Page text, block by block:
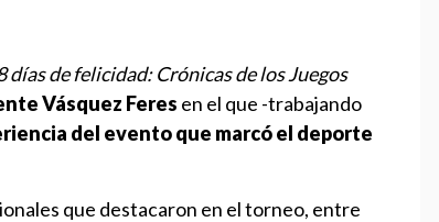
días de felicidad: Crónicas de los Juegos
Vásquez Feres en el que -trabajando
del evento que marcó el deporte
que destacaron en el torneo, entre